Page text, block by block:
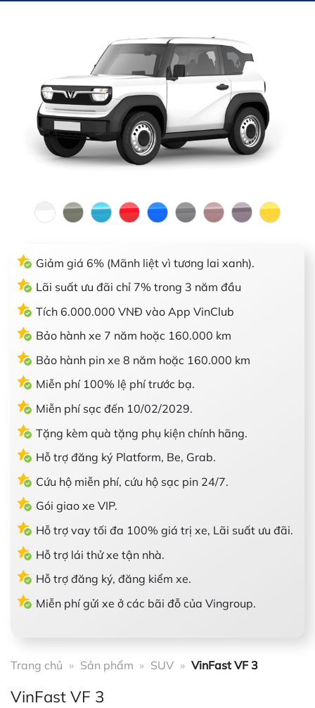
Giảm giá 6% (Mãnh liệt vì tương lai xanh).
Lãi suất ưu đãi chỉ 7% trong 3 năm đầu
Tích 6.000.000 VNĐ vào App VinClub
Bảo hành xe 7 năm hoặc 160.000 km
Bảo hành pin xe 8 năm hoặc 160.000 km
Miễn phí 100% lệ phí trước bạ.
Miễn phí sạc đến 10/02/2029.
Tặng kèm quà tặng phụ kiện chính hãng.
Hỗ trợ đăng ký Platform, Be, Grab.
Cứu hộ miễn phí, cứu hộ sạc pin 24/7.
Gói giao xe VIP.
Hỗ trợ vay tối đa 100% giá trị xe, Lãi suất ưu đãi.
Hỗ trợ lái thử xe tận nhà.
Hỗ trợ đăng ký, đăng kiểm xe.
Miễn phí gửi xe ở các bãi đỗ của Vingroup.
Trang chủ » Sản phẩm » SUV » VinFast VF 3
VinFast VF 3